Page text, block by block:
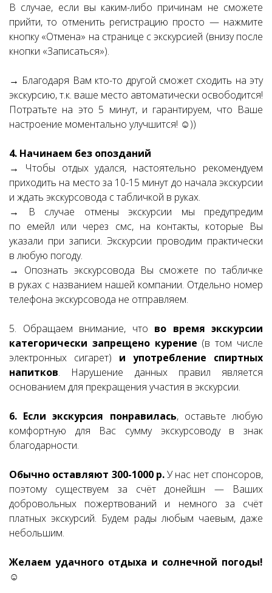
В случае, если вы каким-либо причинам не сможете
прийти, то отменить регистрацию просто — нажмите
кнопку «Отмена» на странице с экскурсией (внизу после
кнопки «Записаться»).
→ Благодаря Вам кто-то другой сможет сходить на эту
экскурсию, т.к. ваше место автоматически освободится!
Потратьте на это 5 минут, и гарантируем, что Ваше
настроение моментально улучшится! ☺))
4. Начинаем без опозданий
→ Чтобы отдых удался, настоятельно рекомендуем
приходить на место за 10-15 минут до начала экскурсии
и ждать экскурсовода с табличкой в руках.
→ В случае отмены экскурсии мы предупредим
по емейл или через смс, на контакты, которые Вы
указали при записи. Экскурсии проводим практически
в любую погоду.
→ Опознать экскурсовода Вы сможете по табличке
в руках с названием нашей компании. Отдельно номер
телефона экскурсовода не отправляем.
5. Обращаем внимание, что во время экскурсии
категорически запрещено курение (в том числе
электронных сигарет) и употребление спиртных
напитков. Нарушение данных правил является
основанием для прекращения участия в экскурсии.
6. Если экскурсия понравилась, оставьте любую
комфортную для Вас сумму экскурсоводу в знак
благодарности.
Обычно оставляют 300-1000 р.У нас нет спонсоров,
поэтому существуем за счёт донейшн — Ваших
добровольных пожертвований и немного за счёт
платных экскурсий. Будем рады любым чаевым, даже
небольшим.
Желаем удачного отдыха и солнечной погоды!
☺